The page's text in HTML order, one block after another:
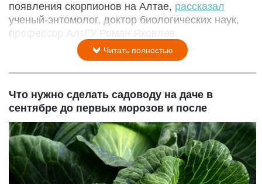
появления скорпионов на Алтае, рассказал
ученый-энтомолог, доктор биологических наук,
профессор АлтГУ Роман Яковлев.
Читать полностью
Что нужно сделать садоводу на даче в
сентябре до первых морозов и после